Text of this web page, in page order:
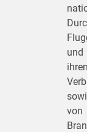
und
von